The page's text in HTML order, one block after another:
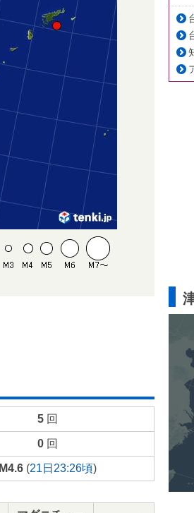
5回
0回
M4.6(21日23:26頃)